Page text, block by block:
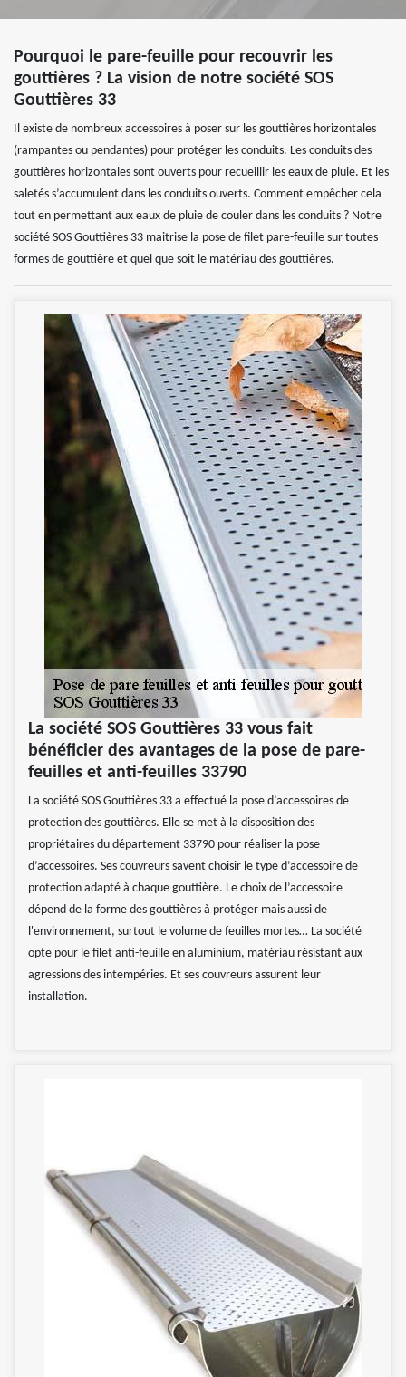
Pourquoi le pare-feuille pour recouvrir les
gouttières ? La vision de notre société SOS
Gouttières 33
Il existe de nombreux accessoires à poser sur les gouttières horizontales
(rampantes ou pendantes) pour protéger les conduits. Les conduits des
gouttières horizontales sont ouverts pour recueillir les eaux de pluie. Et les
saletés s’accumulent dans les conduits ouverts. Comment empêcher cela
tout en permettant aux eaux de pluie de couler dans les conduits ? Notre
société SOS Gouttières 33 maitrise la pose de filet pare-feuille sur toutes
formes de gouttière et quel que soit le matériau des gouttières.
La société SOS Gouttières 33 vous fait
bénéficier des avantages de la pose de pare-
feuilles et anti-feuilles 33790
La société SOS Gouttières 33 a effectué la pose d’accessoires de
protection des gouttières. Elle se met à la disposition des
propriétaires du département 33790 pour réaliser la pose
d’accessoires. Ses couvreurs savent choisir le type d’accessoire de
protection adapté à chaque gouttière. Le choix de l’accessoire
dépend de la forme des gouttières à protéger mais aussi de
l'environnement, surtout le volume de feuilles mortes… La société
opte pour le filet anti-feuille en aluminium, matériau résistant aux
agressions des intempéries. Et ses couvreurs assurent leur
installation.